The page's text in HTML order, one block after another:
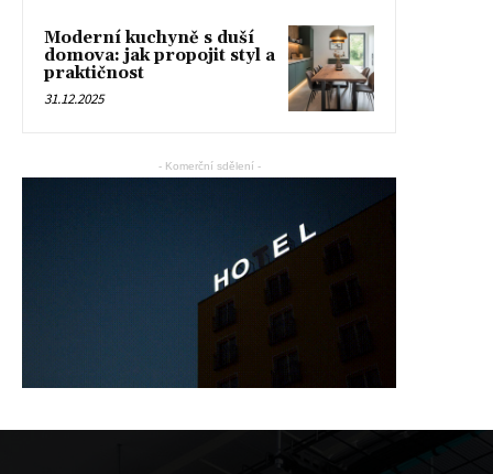
Moderní kuchyně s duší
domova: jak propojit styl a
praktičnost
31.12.2025
- Komerční sdělení -